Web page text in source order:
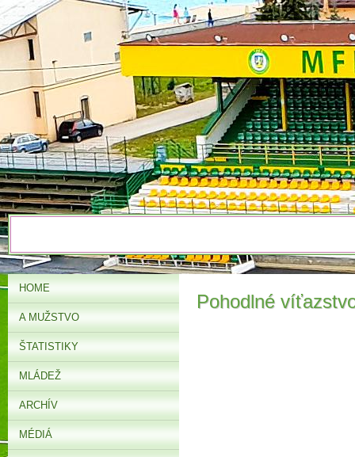
Pohodlné
HOME
A MUŽSTVO
ŠTATISTIKY
MLÁDEŽ
ARCHÍV
MÉDIÁ